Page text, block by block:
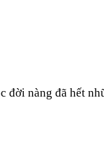
nàng đã hết